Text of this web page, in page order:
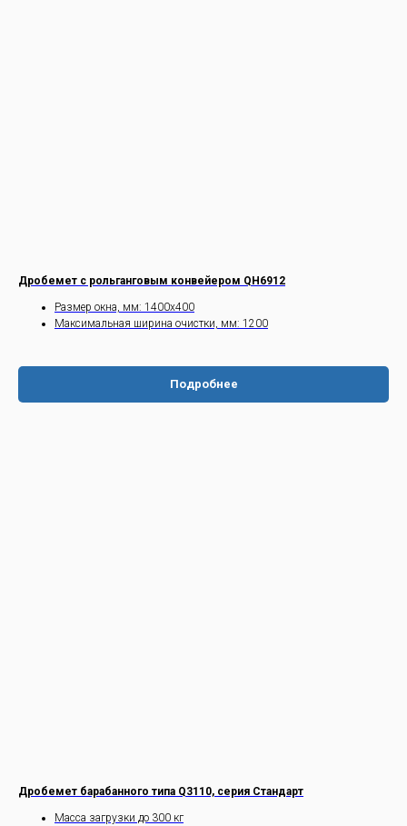
Дробемет с рольганговым конвейером QH6912
Размер окна, мм: 1400х400
Максимальная ширина очистки, мм: 1200
Подробнее
Дробемет барабанного типа Q3110, серия Стандарт
Масса загрузки до 300 кг